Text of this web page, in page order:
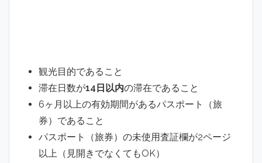
観光目的であること
滞在日数が14日以内の滞在であること
6ヶ月以上の有効期間があるパスポート（旅
券）であること
パスポート（旅券）の未使用査証欄が2ページ
以上（見開きでなくてもOK）